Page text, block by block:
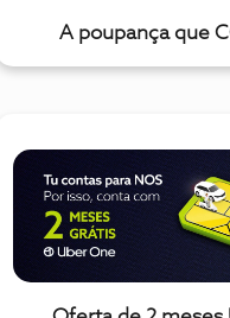
A poupança que